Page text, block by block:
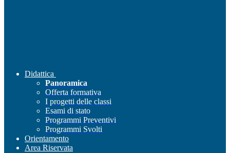
Didattica
Panoramica
Offerta formativa
I progetti delle classi
Esami di stato
Programmi Preventivi
Programmi Svolti
Orientamento
Area Riservata